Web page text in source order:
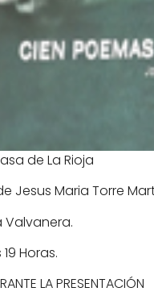
de La Rioja
Jesus Maria Torre
Valvanera.
Horas.
LA PRESENTACIÓN